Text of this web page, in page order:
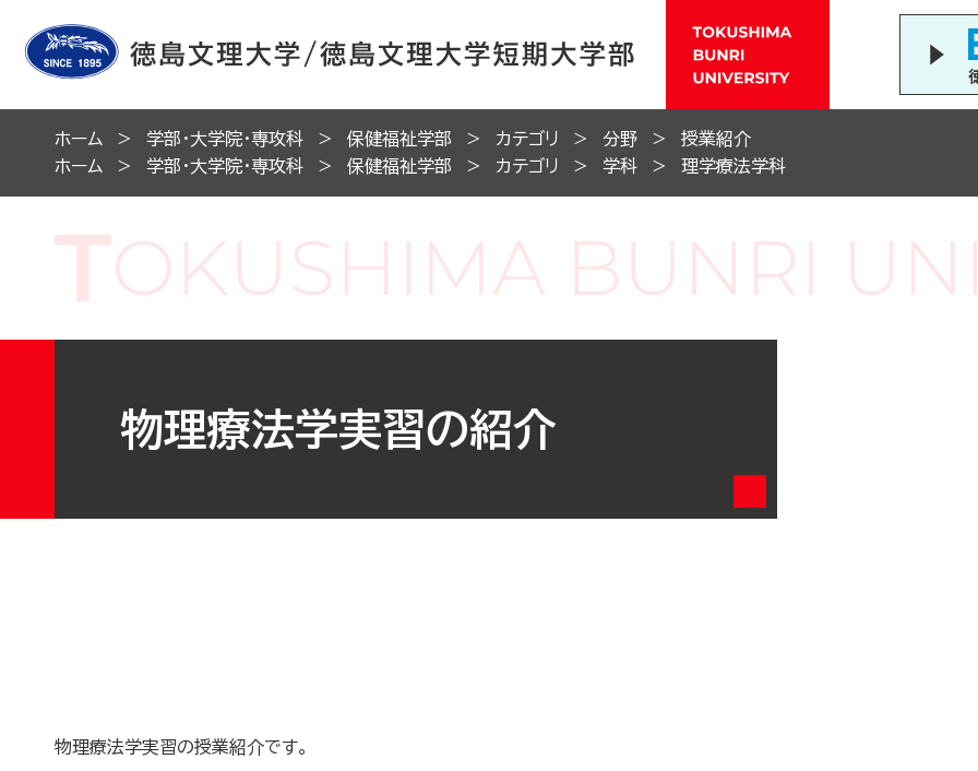
ホーム 学部・大学院・専攻科 保健福祉学部 カテゴリ 分野
授業紹介
ホーム
学部・大学院・専攻科 保健福祉学部 カテゴリ 学科 理学療法学科
物理療法学実習の紹介
物理療法学実習の授業紹介です。